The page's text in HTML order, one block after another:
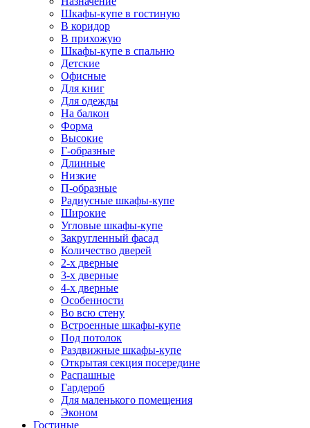
Шкафы-купе в гостиную
В коридор
В прихожую
Шкафы-купе в спальню
Детские
Офисные
Для книг
Для одежды
На балкон
Форма
Высокие
Г-образные
Длинные
Низкие
П-образные
Радиусные шкафы-купе
Широкие
Угловые шкафы-купе
Закругленный фасад
Количество дверей
2-х дверные
3-х дверные
4-х дверные
Особенности
Во всю стену
Встроенные шкафы-купе
Под потолок
Раздвижные шкафы-купе
Открытая секция посередине
Распашные
Гардероб
Для маленького помещения
Эконом
Гостиные